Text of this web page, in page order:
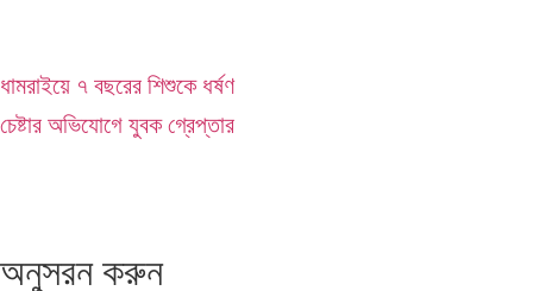
ধামরাইয়ে ৭ বছরের শিশুকে ধর্ষণ
চেষ্টার অভিযোগে যুবক গ্রেপ্তার
অনুসরন করুন